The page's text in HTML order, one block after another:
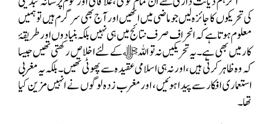
کی تحریکوں کا جائزہ لیں جو ماضی میں اٹھیں اور آج بھی سرگرم ہیں تو ہمیں
معلوم ہوتا ہے کہ انحراف صرف نتائج میں ہی نہیں بلکہ بنیادوں اور طریقۂ
کار میں بھی ہے۔ یہ تحریکیں نہ تو اللہ ﷻ کے لئے اخلاص رکھتی تھیں جیسا
کہ وہ ظاہر کرتی ہیں، اور نہ ہی اسلامی عقیدہ سے پھوٹی تھیں۔ بلکہ یہ مغربی
استعماری افکار سے پیدا ہوئیں، اور مغرب زدہ لوگوں نے انہیں مزین کیا
تھا۔